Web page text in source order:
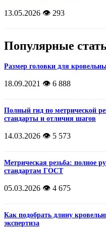
13.05.2026 👁️ 293
Популярные
Размер головки для
18.09.2021 👁️ 6 888
Полный гид по метрической
стандарты и отличия шагов
14.03.2026 👁️ 5 573
Метрическая резьба: полное
стандартам ГОСТ
05.03.2026 👁️ 4 675
Как подобрать длину
экспертиза